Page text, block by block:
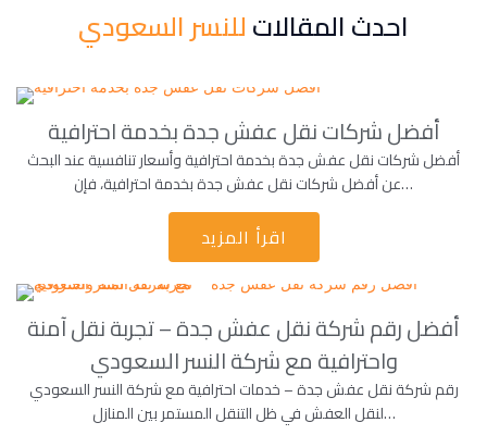
احدث المقالاتللنسر السعودي
أفضل شركات نقل عفش جدة بخدمة احترافية
أفضل شركات نقل عفش جدة بخدمة احترافية وأسعار تنافسية عند البحث
عن أفضل شركات نقل عفش جدة بخدمة احترافية، فإن…
اقرأ المزيد
أفضل رقم شركة نقل عفش جدة – تجربة نقل آمنة
واحترافية مع شركة النسر السعودي
رقم شركة نقل عفش جدة – خدمات احترافية مع شركة النسر السعودي
لنقل العفش في ظل التنقل المستمر بين المنازل…